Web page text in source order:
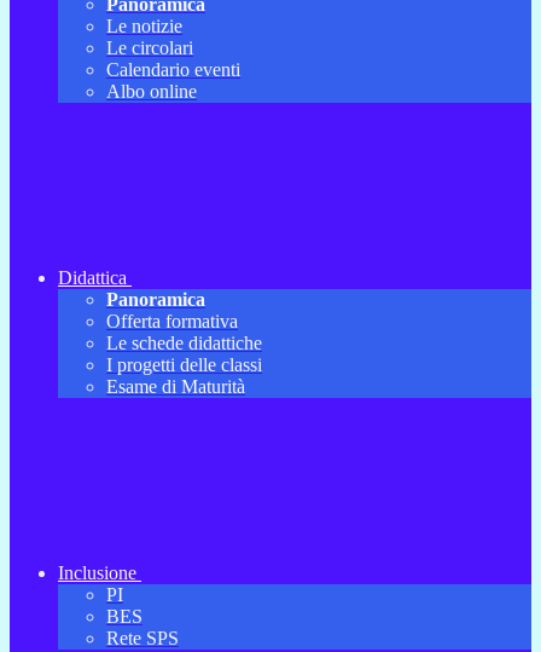
Panoramica
Le notizie
Le circolari
Calendario eventi
Albo online
Didattica
Panoramica
Offerta formativa
Le schede didattiche
I progetti delle classi
Esame di Maturità
Inclusione
PI
BES
Rete SPS